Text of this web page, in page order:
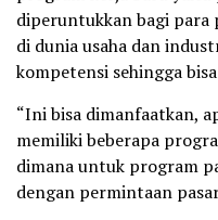
diperuntukkan bagi para
di dunia usaha dan
kompetensi sehingga
“Ini bisa dimanfaatkan,
memiliki beberapa
dimana untuk program
dengan permintaan